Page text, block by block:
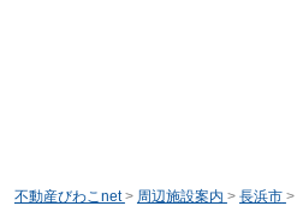
不動産びわこnet > 周辺施設案内 > 長浜市 >